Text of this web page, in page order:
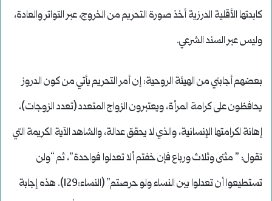
كابدتها الأقلية الدرزية أخذ صورة التحريم من الخروج، عبر التواتر والعادة،
وليس عبر السند الشرعي.
بعضهم أجابني من الهيئة الروحية: إن أمر التحريم يأتي من كون الدروز
يحافظون على كرامة المرأة، ويعتبرون الزواج المتعدد (تعدد الزوجات)،
إهانة لكرامتها الإنسانية، والذي لا يحقق عدالة، والشاهد الآية الكريمة التي
تقول: ” مثنى وثلاث ورباع فإن خفتم ألا تعدلوا فواحدة”، ثم “ولن
تستطيعوا أن تعدلوا بين النساء ولو حرصتم” (النساء:129). هذه إجابة